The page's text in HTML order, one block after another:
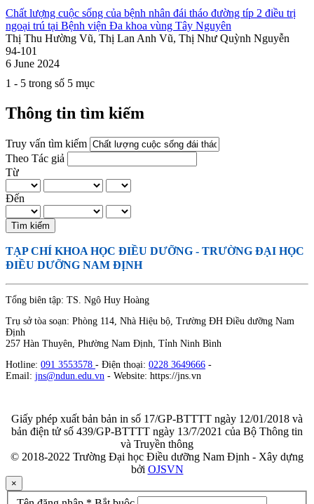
Chất lượng cuộc sống của bệnh nhân đái tháo đường típ 2 điều trị
ngoại trú tại Bệnh viện Đa khoa vùng Tây Nguyên
Thị Thu Hường Vũ, Thị Lan Anh Vũ, Thị Như Quỳnh Nguyễn
94-101
6 June 2024
1 - 5 trong số 5 mục
Thông tin tìm kiếm
Truy vấn tìm kiếm
Theo Tác giả
Từ
Đến
Tìm kiếm
TẠP CHÍ KHOA HỌC ĐIỀU DƯỠNG - TRƯỜNG ĐẠI HỌC
ĐIỀU DƯỠNG NAM ĐỊNH
Tổng biên tập: TS. Ngô Huy Hoàng
Trụ sở tòa soạn: Phòng 114, Nhà Hiệu bộ, Trường ĐH Điều dưỡng Nam
Định
257 Hàn Thuyên, Phường Nam Định, Tỉnh Ninh Bình
Hotline: 091 3553578 - Điện thoại: 0228 3649666 -
Email: jns@ndun.edu.vn - Website: https://jns.vn
Giấy phép xuất bản bản in số 17/GP-BTTTT ngày 12/01/2018 và
bản điện tử số 439/GP-BTTTT ngày 13/7/2021 của Bộ Thông tin
và Truyền thông
© 2018-2022 Trường Đại học Điều dưỡng Nam Định - Xây dựng
bởi OJSVN
×